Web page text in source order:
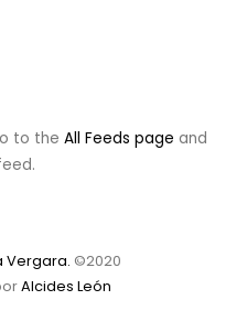
to theAll Feeds page and
Vergara. ©2020
Alcides León